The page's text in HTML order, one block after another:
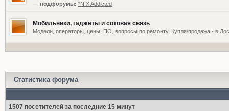
— подфорумы: *NIX Addicted
Мобильники, гаджеты и сотовая связь
Модели, операторы, цены, ПО, вопросы по ремонту. Купля/продажа - в
Статистика форума
1507 посетителей за последние 15 минут